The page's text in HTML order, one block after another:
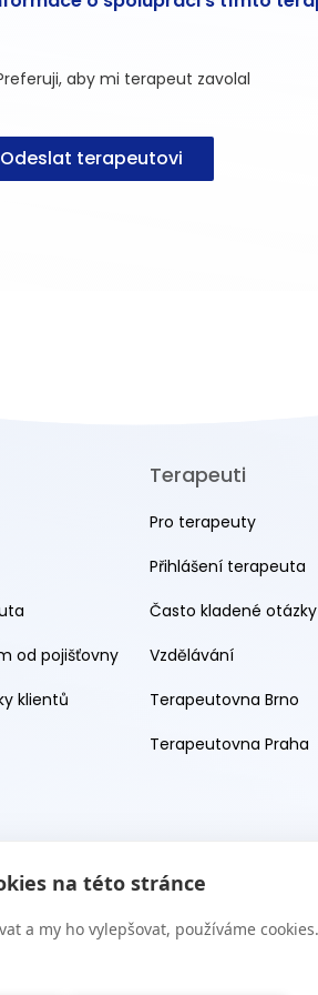
na této stránce
a my ho vylepšovat, používáme cookies.
aby mi terapeut zavolal
Odeslat terapeutovi
od pojišťovny
klientů
Terapeuti
Pro terapeuty
Přihlášení terapeuta
Často kladené
Vzdělávání
Terapeutovna Brno
Terapeutovna Praha
Všechna práva vyhrazena. Web